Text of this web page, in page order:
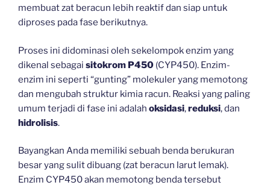
membuat zat beracun lebih reaktif dan siap untuk
diproses pada fase berikutnya.
Proses ini didominasi oleh sekelompok enzim yang
dikenal sebagai sitokrom P450 (CYP450). Enzim-
enzim ini seperti “gunting” molekuler yang memotong
dan mengubah struktur kimia racun. Reaksi yang paling
umum terjadi di fase ini adalah oksidasi,reduksi, dan
hidrolisis.
Bayangkan Anda memiliki sebuah benda berukuran
besar yang sulit dibuang (zat beracun larut lemak).
Enzim CYP450 akan memotong benda tersebut